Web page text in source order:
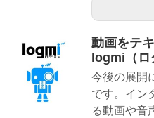
動画をテ
logmi（ロ
今後の展開
です。イン
る動画や音